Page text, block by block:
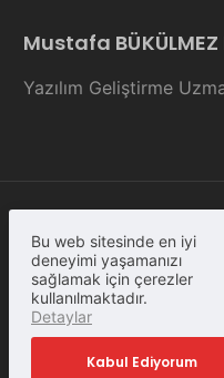
Mustafa BÜKÜLMEZ
Yazılım Geliştirme
© Copyright
Bu web sitesinde en iyi
deneyimi yaşamanızı
sağlamak için çerezler
kullanılmaktadır.
Detaylar
Kabul Ediyorum